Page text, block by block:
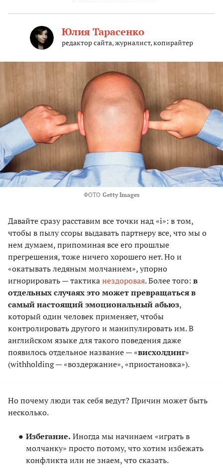
Юлия Тарасенко
редактор сайта, журналист, копирайтер
ФОТО Getty Images
Давайте сразу расставим все точки над «i»: в том,
чтобы в пылу ссоры выдавать партнеру все, что мы о
нем думаем, припоминая все его прошлые
прегрешения, тоже ничего хорошего нет. Но и
«окатывать ледяным молчанием», упорно
игнорировать — тактиканездоровая. Более того: в
отдельных случаях это может превращаться в
самый настоящий эмоциональный абьюз,
который один человек применяет, чтобы
контролировать другого и манипулировать им. В
английском языке для такого поведения даже
появилось отдельное название — «висхолдинг»
(withholding — «воздержание», «приостановка»).
Но почему люди так себя ведут? Причин может быть
несколько.
Избегание. Иногда мы начинаем «играть в
молчанку» просто потому, что хотим избежать
конфликта или не знаем, что сказать.